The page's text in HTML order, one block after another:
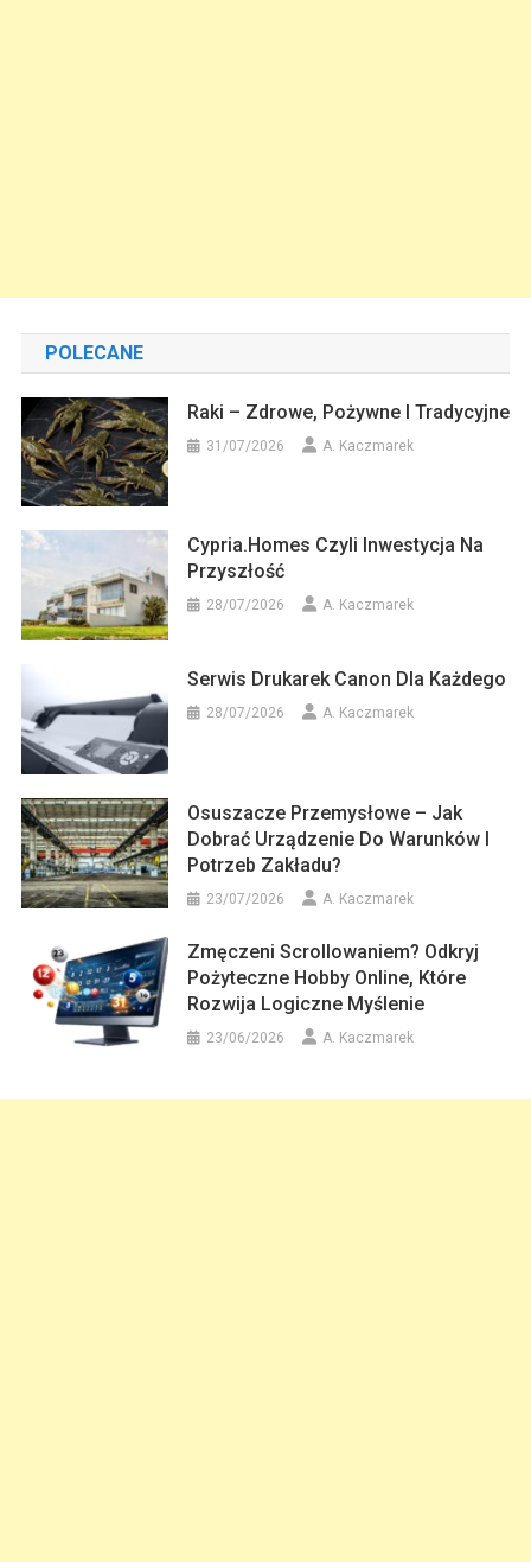
POLECANE
Raki – Zdrowe, Pożywne I Tradycyjne
31/07/2026 A. Kaczmarek
Cypria.homes Czyli Inwestycja Na
Przyszłość
28/07/2026 A. Kaczmarek
Serwis Drukarek Canon Dla Każdego
28/07/2026 A. Kaczmarek
Osuszacze Przemysłowe – Jak
Dobrać Urządzenie Do Warunków I
Potrzeb Zakładu?
23/07/2026 A. Kaczmarek
Zmęczeni Scrollowaniem? Odkryj
Pożyteczne Hobby Online, Które
Rozwija Logiczne Myślenie
23/06/2026 A. Kaczmarek